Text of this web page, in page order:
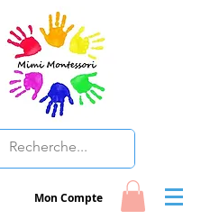
Mon Compte